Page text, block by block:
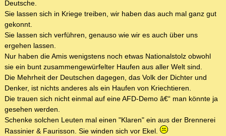
Deutsche.
Sie lassen sich in Kriege treiben, wir haben das auch mal ganz gut
gekonnt.
Sie lassen sich verführen, genauso wie wir es auch über uns
ergehen lassen.
Nur haben die Amis wenigstens noch etwas Nationalstolz obwohl
sie ein bunt zusammengewürfelter Haufen aus aller Welt sind.
Die Mehrheit der Deutschen dagegen, das Volk der Dichter und
Denker, ist nichts anderes als ein Haufen von Kriechtieren.
Die trauen sich nicht einmal auf eine AFD-Demo â€“ man könnte ja
gesehen werden.
Schenke solchen Leuten mal einen "Klaren" ein aus der Brennerei
Rassinier & Faurisson. Sie winden sich vor Ekel.